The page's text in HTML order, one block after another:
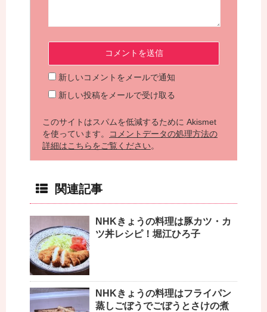
新しいコメントをメールで通知
新しい投稿をメールで受け取る
このサイトはスパムを低減するために Akismet
を使っています。
コメントデータの処理方法の
詳細はこちらをご覧ください。
関連記事
NHKきょうの料理は豚カツ・カ
ツ丼レシピ！堀江ひろ子
NHKきょうの料理はフライパン
蒸しごぼうでごぼうとさけの煮